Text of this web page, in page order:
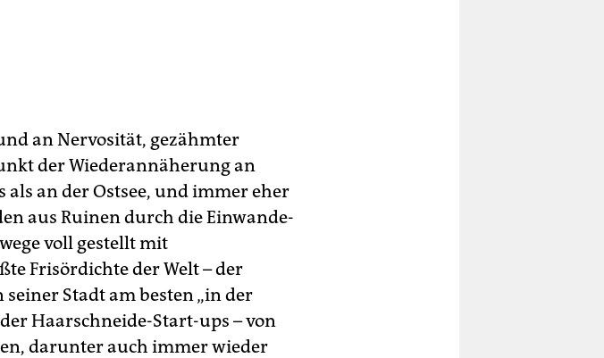
an Nervosität, gezähmter
der Wiederannäherung an
an der Ostsee, und immer eher
aus Ruinen durch die Ein­wan­de­
voll gestellt mit
Frisördichte der Welt – der
Stadt am besten „in der
Haarschneide-Start-ups – von
darunter auch immer wieder